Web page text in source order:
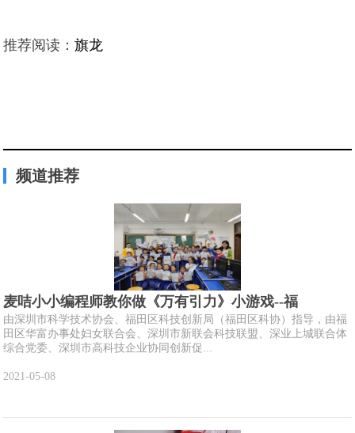
推荐阅读：旗龙
频道推荐
麦咭小小编程师教你做《万有引力》小游戏--福
由深圳市科学技术协会、福田区科技创新局（福田区科协）指导，由福
田区华富办事处妇女联合会、深圳市新联会科技联盟、深业上城联合体
综合党委、深圳市高科技企业协同创新促...
2021-05-08